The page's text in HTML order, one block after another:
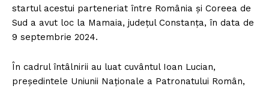
startul acestui parteneriat între România și Coreea de
Sud a avut loc la Mamaia, județul Constanța, în data de
9 septembrie 2024.
În cadrul întâlnirii au luat cuvântul Ioan Lucian,
președintele Uniunii Naționale a Patronatului Român,